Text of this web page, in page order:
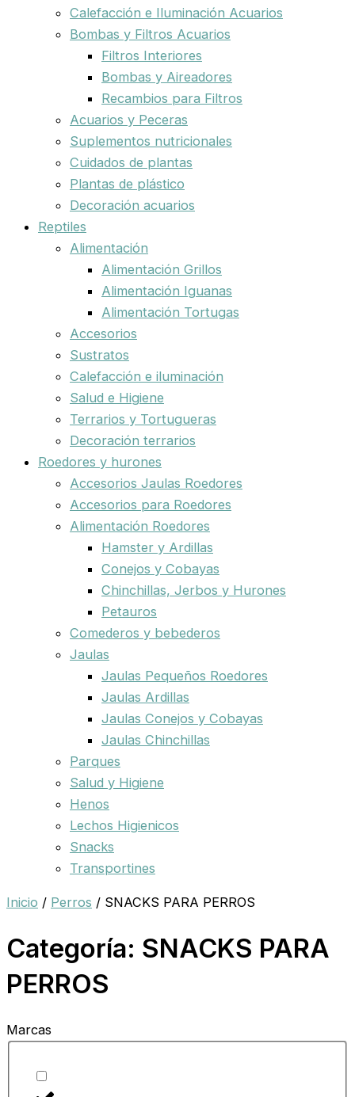
Calefacción e Iluminación Acuarios
Bombas y Filtros Acuarios
Filtros Interiores
Bombas y Aireadores
Recambios para Filtros
Acuarios y Peceras
Suplementos nutricionales
Cuidados de plantas
Plantas de plástico
Decoración acuarios
Reptiles
Alimentación
Alimentación Grillos
Alimentación Iguanas
Alimentación Tortugas
Accesorios
Sustratos
Calefacción e iluminación
Salud e Higiene
Terrarios y Tortugueras
Decoración terrarios
Roedores y hurones
Accesorios Jaulas Roedores
Accesorios para Roedores
Alimentación Roedores
Hamster y Ardillas
Conejos y Cobayas
Chinchillas, Jerbos y Hurones
Petauros
Comederos y bebederos
Jaulas
Jaulas Pequeños Roedores
Jaulas Ardillas
Jaulas Conejos y Cobayas
Jaulas Chinchillas
Parques
Salud y Higiene
Henos
Lechos Higienicos
Snacks
Transportines
Inicio / Perros / SNACKS PARA PERROS
Categoría: SNACKS PARA
PERROS
Marcas